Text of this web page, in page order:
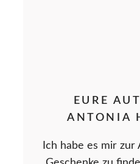
EURE
ANTONIA
Ich habe es mir zur